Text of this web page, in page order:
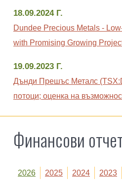
18.09.2024 Г.
Dundee Precious Metals -
with Promising Growing
19.09.2023 Г.
Дънди Прешъс Металс
потоци; оценка на
Финансови
2026 2025 2024 2023